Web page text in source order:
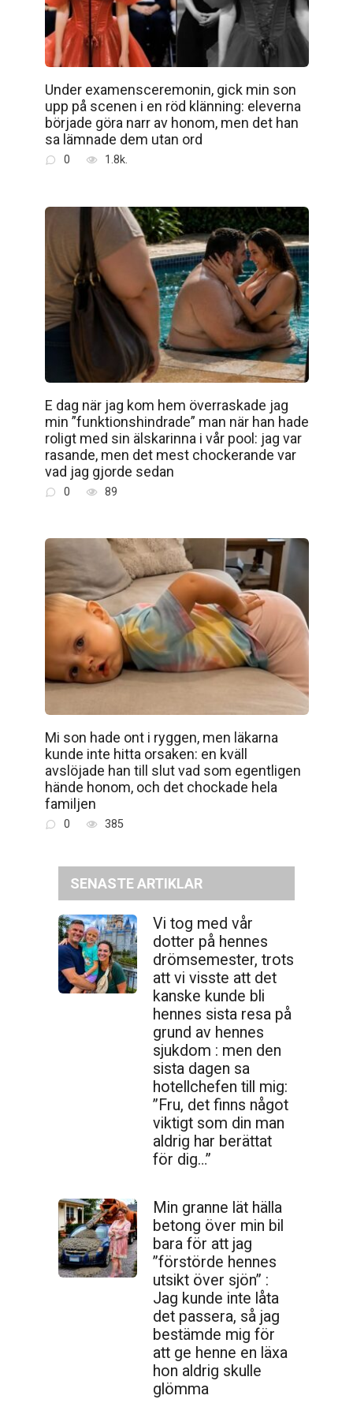
Under examensceremonin, gick min son
upp på scenen i en röd klänning: eleverna
började göra narr av honom, men det han
sa lämnade dem utan ord
0 1.8k.
E dag när jag kom hem överraskade jag
min ”funktionshindrade” man när han hade
roligt med sin älskarinna i vår pool: jag var
rasande, men det mest chockerande var
vad jag gjorde sedan
0 89
Mi son hade ont i ryggen, men läkarna
kunde inte hitta orsaken: en kväll
avslöjade han till slut vad som egentligen
hände honom, och det chockade hela
familjen
0 385
SENASTE ARTIKLAR
Vi tog med vår
dotter på hennes
drömsemester, trots
att vi visste att det
kanske kunde bli
hennes sista resa på
grund av hennes
sjukdom : men den
sista dagen sa
hotellchefen till mig:
”Fru, det finns något
viktigt som din man
aldrig har berättat
för dig…”
Min granne lät hälla
betong över min bil
bara för att jag
”förstörde hennes
utsikt över sjön” :
Jag kunde inte låta
det passera, så jag
bestämde mig för
att ge henne en läxa
hon aldrig skulle
glömma